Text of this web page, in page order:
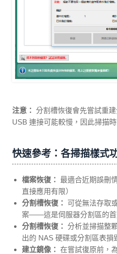
注意： 分割槽恢復會先嘗試重
USB 連接可能較慢，因此掃描
快速參考：各掃描樣式
檔案恢復：
最適合近期誤刪
直接應用有限）
分割槽恢復： 可從無法存取
案——這是伺服器分割區的首
分割槽恢復： 分析並掃描整
出的 NAS 硬碟或分割區表損
建立鏡像： 在嘗試復原前，